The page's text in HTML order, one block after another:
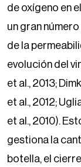
de oxígeno en
un gran
de la
evolución del
et al., 2013;
et al., 2012;
et al., 2010).
gestiona la
botella, el